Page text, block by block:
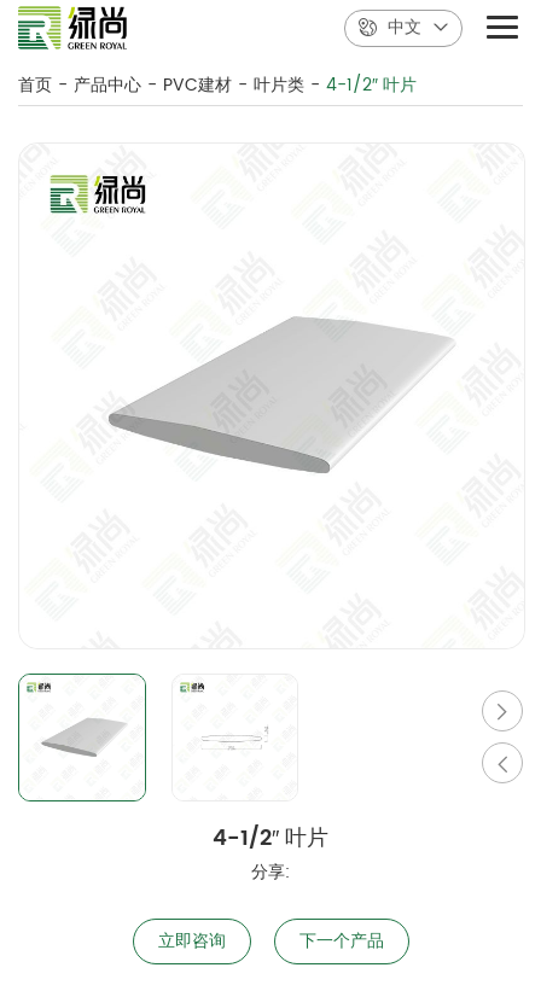
中文
首页 - 产品中心 - PVC建材 - 叶片类 - 4-1/2″ 叶片
4-1/2″ 叶片
分享:
立即咨询 下一个产品